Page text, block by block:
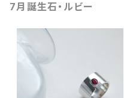
7月誕生石・ルビー